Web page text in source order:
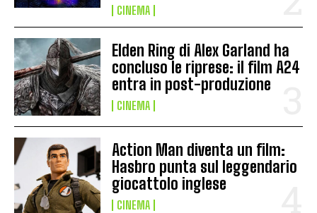
CINEMA
Elden Ring di Alex Garland ha
concluso le riprese: il film A24
entra in post-produzione
CINEMA
Action Man diventa un film:
Hasbro punta sul leggendario
giocattolo inglese
CINEMA